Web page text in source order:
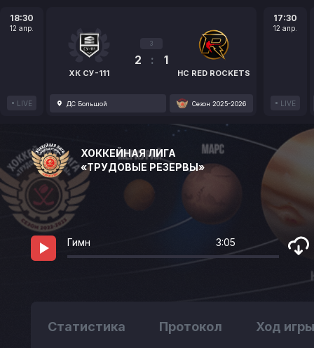
18:30
12 апр.
LIVE
ХК СУ-111
3
2 : 1
HC RED ROCKETS
ДС Большой Сезон 2025-2026
17:30
12 апр.
LIVE
ХОККЕЙНАЯ ЛИГА
«ТРУДОВЫЕ РЕЗЕРВЫ»
Гимн 3:05
Статистика Протокол Ход игры